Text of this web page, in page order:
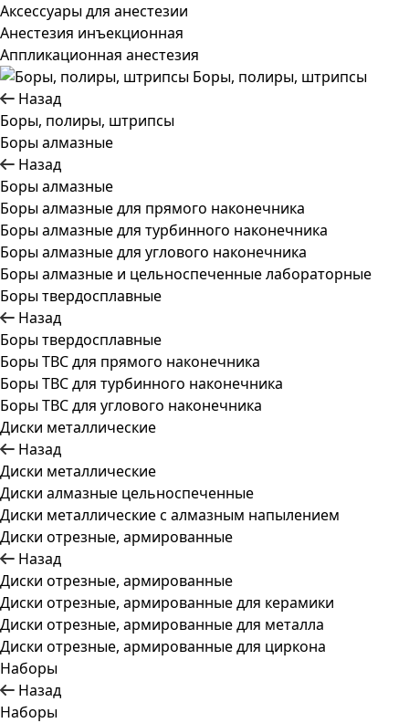
Аксессуары для анестезии
Анестезия инъекционная
Аппликационная анестезия
Боры, полиры, штрипсы
Назад
Боры, полиры, штрипсы
Боры алмазные
Назад
Боры алмазные
Боры алмазные для прямого наконечника
Боры алмазные для турбинного наконечника
Боры алмазные для углового наконечника
Боры алмазные и цельноспеченные лабораторные
Боры твердосплавные
Назад
Боры твердосплавные
Боры ТВС для прямого наконечника
Боры ТВС для турбинного наконечника
Боры ТВС для углового наконечника
Диски металлические
Назад
Диски металлические
Диски алмазные цельноспеченные
Диски металлические с алмазным напылением
Диски отрезные, армированные
Назад
Диски отрезные, армированные
Диски отрезные, армированные для керамики
Диски отрезные, армированные для металла
Диски отрезные, армированные для циркона
Наборы
Назад
Наборы